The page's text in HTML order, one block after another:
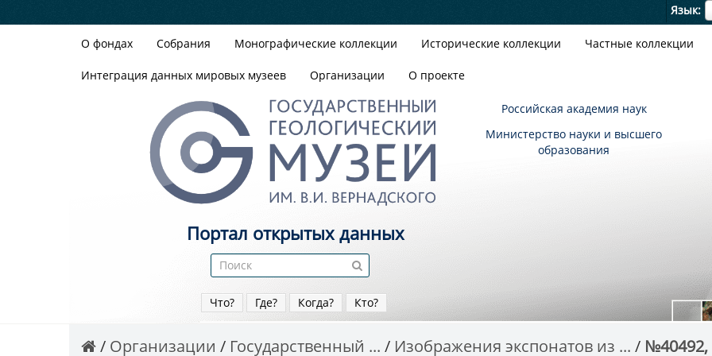
Язык
О фондах Собрания Монографические коллекции Исторические коллекции Частные коллекции
Интеграция данных мировых музеев Организации О проекте
Российская академия наук
Министерство науки и высшего
образования
Портал открытых данных
Что? Где? Когда? Кто?
Организации Государственный ... Изображения экспонатов из ... №40492,